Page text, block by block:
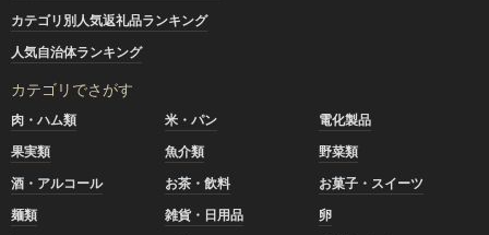
カテゴリ別人気返礼品ランキング
人気自治体ランキング
カテゴリでさがす
肉・ハム類 米・パン
電化製品
果実類
魚介類
野菜類
酒・アルコール
お茶・飲料
お菓子・スイーツ
麺類
雑貨・日用品
卵